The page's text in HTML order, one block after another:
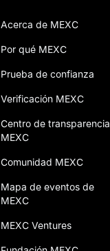
Acerca de MEXC
Por qué MEXC
Prueba de confianza
Verificación MEXC
Centro de transparencia
MEXC
Comunidad MEXC
Mapa de eventos de
MEXC
MEXC Ventures